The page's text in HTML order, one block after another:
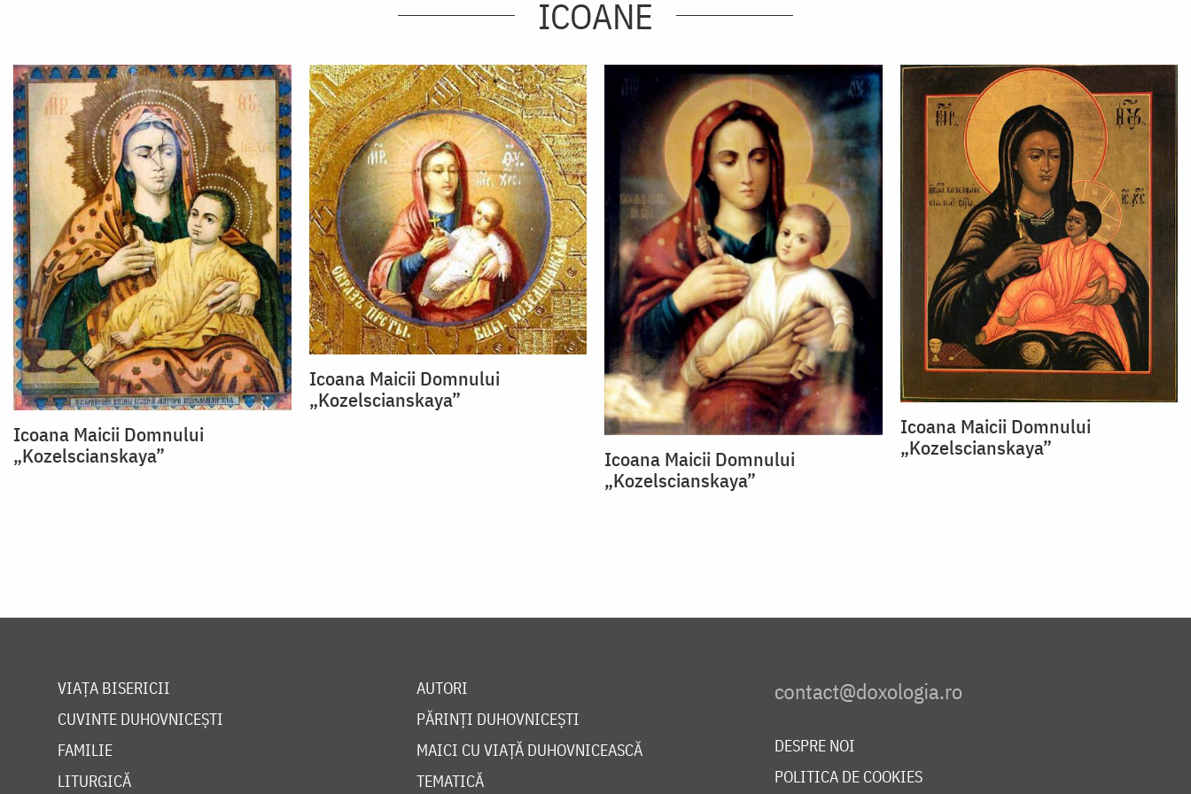
ICOANE
Icoana Maicii Domnului
„Kozelscianskaya”
Icoana Maicii Domnului
„Kozelscianskaya”
Icoana Maicii Domnului
„Kozelscianskaya”
Icoana Maicii Domnului
„Kozelscianskaya”
VIAȚA BISERICII
CUVINTE DUHOVNICEȘTI
FAMILIE
LITURGICĂ
AUTORI
PĂRINȚI DUHOVNICEȘTI
MAICI CU VIAȚĂ DUHOVNICEASCĂ
TEMATICĂ
DESPRE NOI
POLITICA DE COOKIES